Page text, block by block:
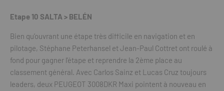
Etape 10 SALTA > BELÉN
Bien qu’ouvrant une étape très difficile en navigation et en
pilotage, Stéphane Peterhansel et Jean-Paul Cottret ont roulé à
fond pour gagner l’étape et reprendre la 2ème place au
classement général. Avec Carlos Sainz et Lucas Cruz toujours
leaders, deux PEUGEOT 3008DKR Maxi pointent à nouveau en